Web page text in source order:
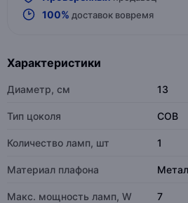
100% доставок вовремя
Характеристики
Диаметр, см 13
Тип цоколя COB
Количество ламп, шт 1
Материал плафона
Макс. мощность ламп, W 7